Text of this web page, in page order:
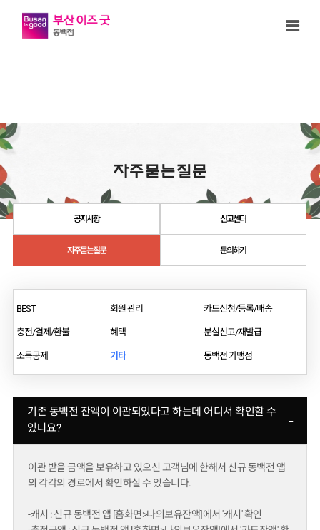
자주묻는질문
공지사항 신고센터
자주묻는질문 문의하기
BEST 회원 관리 카드신청/등록/배송
충전/결제/환불 혜택 분실신고/재발급
소득공제 기타 동백전 가맹점
기존 동백전 잔액이 이관되었다고 하는데 어디서 확인할 수
있나요?
-
이관 받을 금액을 보유하고 있으신 고객님에 한해서 신규 동백전 앱
의 각각의 경로에서 확인하실 수 있습니다.
-캐시 : 신규 동백전 앱 [홈화면>나의보유잔액]에서 '캐시' 확인